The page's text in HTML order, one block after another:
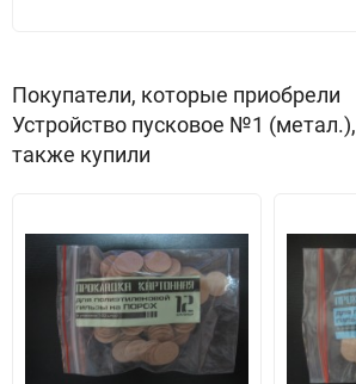
Покупатели, которые приобрели
Устройство пусковое №1 (метал.),
также купили